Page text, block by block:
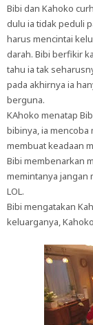
Bibi dan Kahoko
dulu ia tidak peduli
harus mencintai
darah. Bibi berfikir
tahu ia tak
pada akhirnya ia
berguna.
KAhoko menatap
bibinya, ia mencoba
membuat keadaan
Bibi membenarkan
memintanya jangan
LOL.
Bibi mengatakan
keluarganya,